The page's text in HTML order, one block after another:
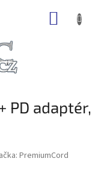
PD adaptér,
PremiumCord